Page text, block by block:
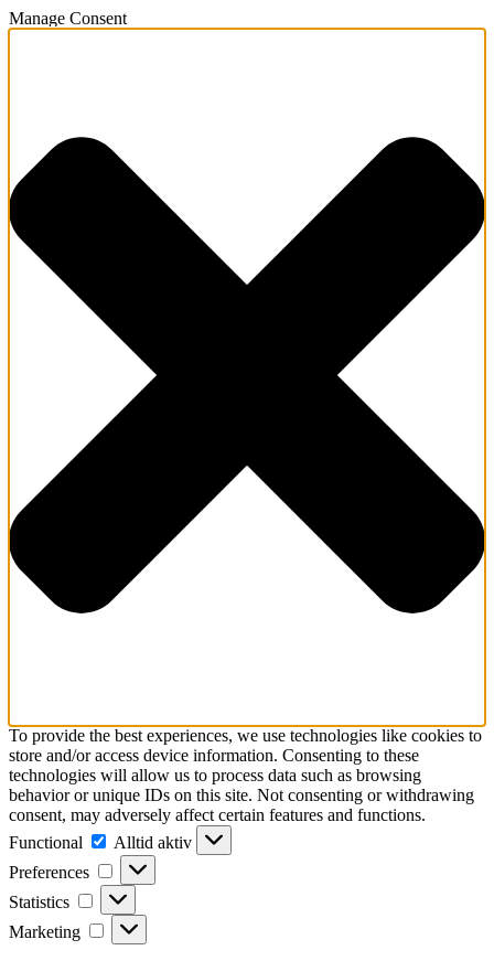
Manage Consent
To provide the best experiences, we use technologies like cookies to
store and/or access device information. Consenting to these
technologies will allow us to process data such as browsing
behavior or unique IDs on this site. Not consenting or withdrawing
consent, may adversely affect certain features and functions.
Functional
Functional
Alltid aktiv
Preferences
Preferences
Statistics Statistics
Marketing Marketing